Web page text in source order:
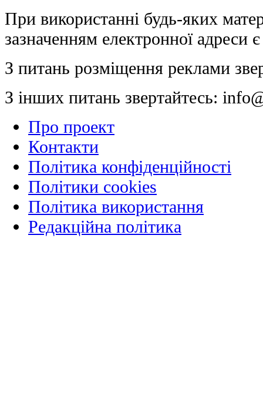
При використанні будь-яких
зазначенням електронної адреси
З питань розміщення реклами
З інших питань звертайтесь:
Про проект
Контакти
Політика конфіденційності
Політики cookies
Політика використання
Редакційна політика